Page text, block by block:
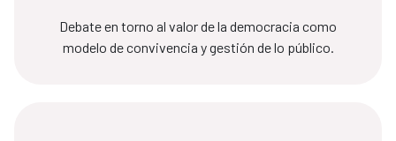
Debate en torno al valor de la democracia como
modelo de convivencia y gestión de lo público.